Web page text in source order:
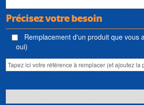
Précisez votre besoin
Remplacement d'un produit que vous
oui)